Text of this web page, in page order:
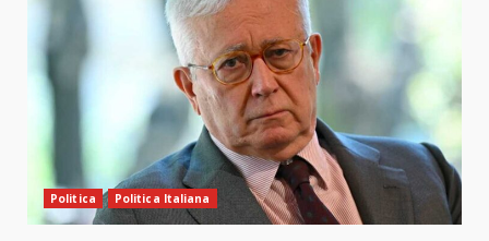
Politica Politica Italiana